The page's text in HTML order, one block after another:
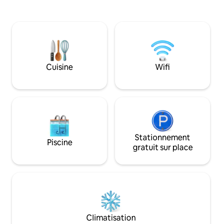
de départ paisible et sûr pour les
familles, les couples et les travailleurs à
parfait pour les
familles, les
distance et tous
tranquillité en
Cuisine Wifi
Piscine
Stationnement
gratuit sur place
Climatisation